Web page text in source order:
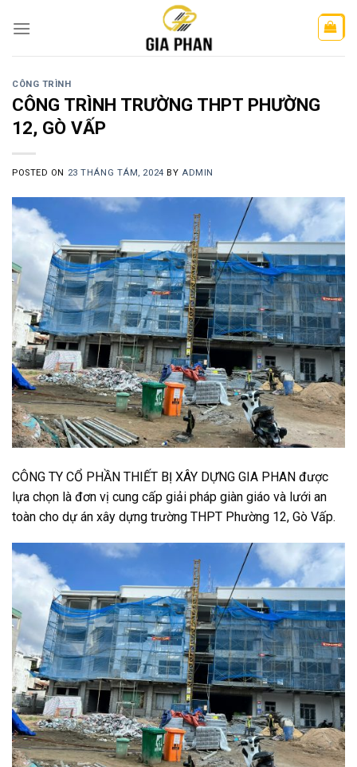
CÔNG TRÌNH
CÔNG TRÌNH TRƯỜNG THPT PHƯỜNG
12, GÒ VẤP
POSTED ON 23 THÁNG TÁM, 2024 BY ADMIN
CÔNG TY CỔ PHẦN THIẾT BỊ XÂY DỰNG GIA PHAN được
lựa chọn là đơn vị cung cấp giải pháp giàn giáo và lưới an
toàn cho dự án xây dựng trường THPT Phường 12, Gò Vấp.